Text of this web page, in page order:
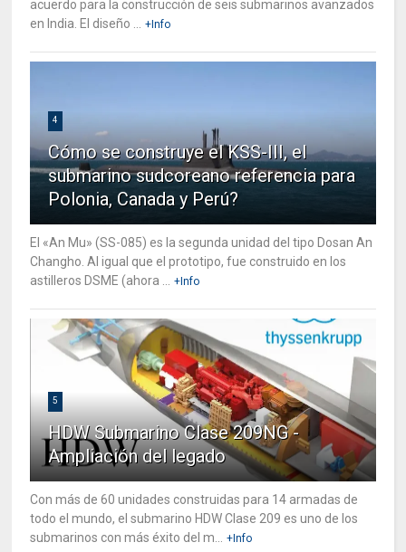
acuerdo para la construcción de seis submarinos avanzados
en India. El diseño ...
+Info
4
Cómo se construye el KSS-III, el
submarino sudcoreano referencia para
Polonia, Canada y Perú?
El «An Mu» (SS-085) es la segunda unidad del tipo Dosan An
Changho. Al igual que el prototipo, fue construido en los
astilleros DSME (ahora ...
+Info
5
HDW Submarino Clase 209NG -
Ampliación del legado
Con más de 60 unidades construidas para 14 armadas de
todo el mundo, el submarino HDW Clase 209 es uno de los
submarinos con más éxito del m...
+Info